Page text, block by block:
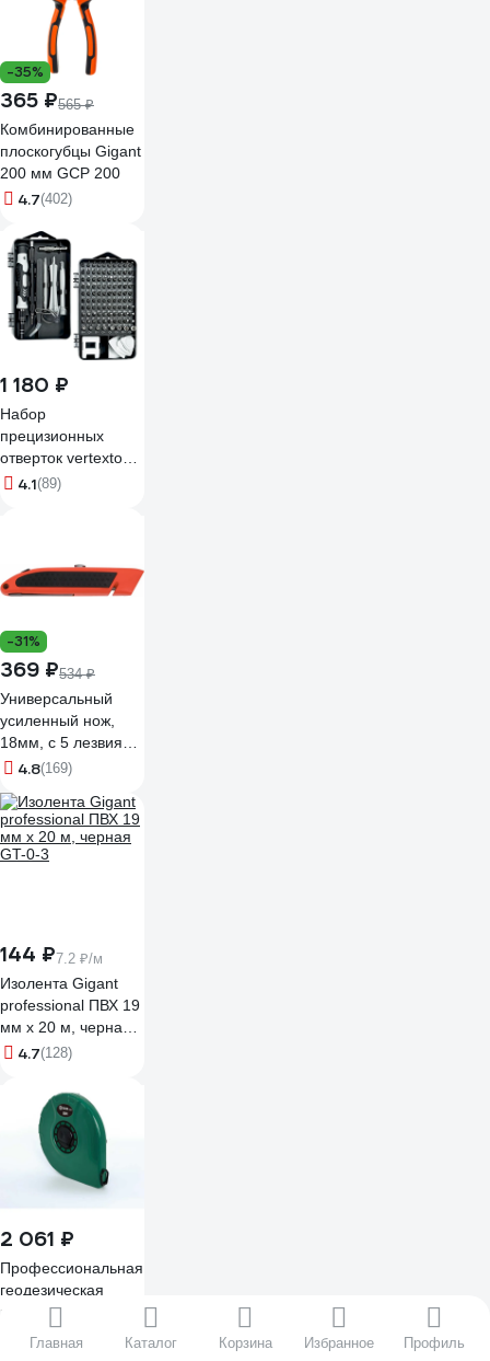
Главная Каталог Корзина Избранное Профиль
-35%
365 ₽565 ₽
Комбинированные
плоскогубцы Gigant
200 мм GCP 200
4.7(402)
1 180 ₽
Набор
прецизионных
отверток vertextools
115 предметов
4.1(89)
-31%
369 ₽534 ₽
Универсальный
усиленный нож,
18мм, с 5 лезвиями
в наборе Gigant
4.8(169)
144 ₽7.2 ₽/м
Изолента Gigant
professional ПВХ 19
мм х 20 м, черная
GT-0-3
4.7(128)
2 061 ₽
Профессиональная
геодезическая
рулетка из
армированного
(4)